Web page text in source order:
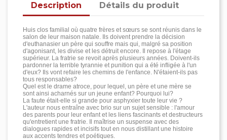
Description Détails du produit
Huis clos familial où quatre frères et sœurs se sont réunis dans le
salon de leur maison natale. Ils doivent prendre la décision
d'euthanasier un père qui souffre mais qui, malgré sa position
d'agonisant, les divise et les détruit encore. Il repose à l'étage
supérieur. La fratrie se revoit après plusieurs années. Doivent-ils
pardonner la terrible tyrannie et punition qui a été infligée à l'un
d'eux? Ils vont refaire les chemins de l'enfance. N'étaient-ils pas
tous responsables?
Quel est le drame atroce, pour lequel, un père et une mère se
sont ainsi acharnés sur un jeune enfant? Pourquoi lui?
La faute était-elle si grande pour asphyxier toute leur vie ?
L'auteur nous entraîne avec brio sur un sujet sensible : l'amour
des parents pour leur enfant et les liens fascinants et destructeurs
qu'entretient une fratrie. Il maîtrise un suspense avec des
dialogues rapides et incisifs tout en nous distillant une histoire
aux accents tendres et poétiques.